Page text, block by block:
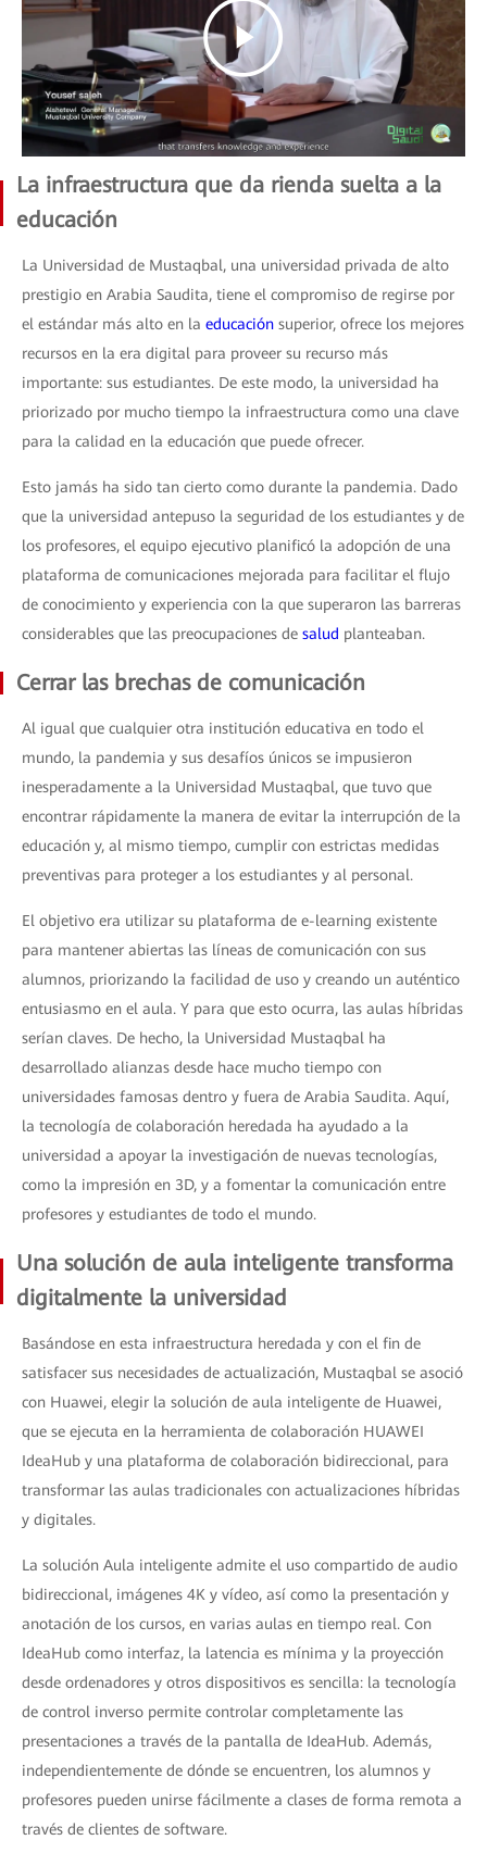
La infraestructura que da rienda suelta a la
educación
La Universidad de Mustaqbal, una universidad privada de alto
prestigio en Arabia Saudita, tiene el compromiso de regirse por
el estándar más alto en la educación superior, ofrece los mejores
recursos en la era digital para proveer su recurso más
importante: sus estudiantes. De este modo, la universidad ha
priorizado por mucho tiempo la infraestructura como una clave
para la calidad en la educación que puede ofrecer.
Esto jamás ha sido tan cierto como durante la pandemia. Dado
que la universidad antepuso la seguridad de los estudiantes y de
los profesores, el equipo ejecutivo planificó la adopción de una
plataforma de comunicaciones mejorada para facilitar el flujo
de conocimiento y experiencia con la que superaron las barreras
considerables que las preocupaciones de salud planteaban.
Cerrar las brechas de comunicación
Al igual que cualquier otra institución educativa en todo el
mundo, la pandemia y sus desafíos únicos se impusieron
inesperadamente a la Universidad Mustaqbal, que tuvo que
encontrar rápidamente la manera de evitar la interrupción de la
educación y, al mismo tiempo, cumplir con estrictas medidas
preventivas para proteger a los estudiantes y al personal.
El objetivo era utilizar su plataforma de e-learning existente
para mantener abiertas las líneas de comunicación con sus
alumnos, priorizando la facilidad de uso y creando un auténtico
entusiasmo en el aula. Y para que esto ocurra, las aulas híbridas
serían claves. De hecho, la Universidad Mustaqbal ha
desarrollado alianzas desde hace mucho tiempo con
universidades famosas dentro y fuera de Arabia Saudita. Aquí,
la tecnología de colaboración heredada ha ayudado a la
universidad a apoyar la investigación de nuevas tecnologías,
como la impresión en 3D, y a fomentar la comunicación entre
profesores y estudiantes de todo el mundo.
Una solución de aula inteligente transforma
digitalmente la universidad
Basándose en esta infraestructura heredada y con el fin de
satisfacer sus necesidades de actualización, Mustaqbal se asoció
con Huawei, elegir la solución de aula inteligente de Huawei,
que se ejecuta en la herramienta de colaboración HUAWEI
IdeaHub y una plataforma de colaboración bidireccional, para
transformar las aulas tradicionales con actualizaciones híbridas
y digitales.
La solución Aula inteligente admite el uso compartido de audio
bidireccional, imágenes 4K y vídeo, así como la presentación y
anotación de los cursos, en varias aulas en tiempo real. Con
IdeaHub como interfaz, la latencia es mínima y la proyección
desde ordenadores y otros dispositivos es sencilla: la tecnología
de control inverso permite controlar completamente las
presentaciones a través de la pantalla de IdeaHub. Además,
independientemente de dónde se encuentren, los alumnos y
profesores pueden unirse fácilmente a clases de forma remota a
través de clientes de software.